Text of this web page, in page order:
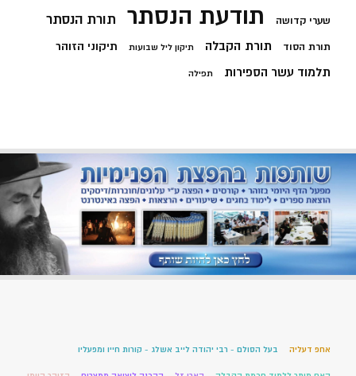
שערי קדושה תודעת הנסתר תורת הנסתר
תורת הסוד תורת הקבלה תיקון ליל שבועות תיקוני הזוהר
תלמוד עשר הספירות תפילה
אחפ דעליה בעל הסולם - רבי יהודה לייב אשלג - קורות חייו ומפעליו